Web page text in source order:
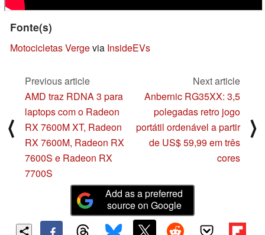
Fonte(s)
Motocicletas Vergevia InsideEVs
⟨
Previous article
AMD traz RDNA 3 para
laptops com o Radeon
RX 7600M XT, Radeon
RX 7600M, Radeon RX
7600S e Radeon RX
7700S
Next article
Anbernic RG35XX: 3,5
polegadas retro jogo
portátil ordenável a partir
de US$ 59,99 em três
cores
⟩
Add as a preferred
source on Google